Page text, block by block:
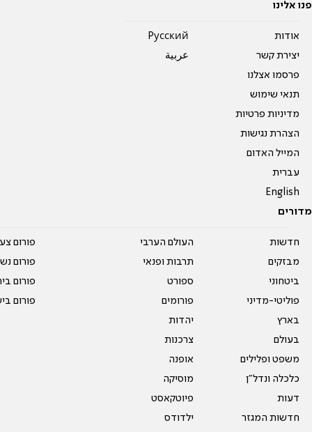
פנו אלינו
אודות
יצירת קשר
פרסמו אצלנו
תנאי שימוש
מדיניות פרטיות
הצהרת נגישות
המייל האדום
עברית
English
Pусский
عربية
מדורים
חדשות
מבזקים
ביטחוני
פוליטי-מדיני
בארץ
בעולם
משפט ופלילים
כלכלה ונדל"ן
דעות
חדשות המגזר
העולם הערבי
תרבות ופנאי
ספורט
פורומים
יהדות
צרכנות
אופנה
מוסיקה
פיוטקאסט
ילדודס
פורום
פורום
פורום
פורום